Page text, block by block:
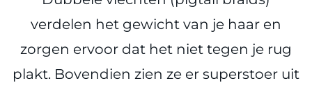
verdelen het gewicht van je haar en
zorgen ervoor dat het niet tegen je rug
plakt. Bovendien zien ze er superstoer uit